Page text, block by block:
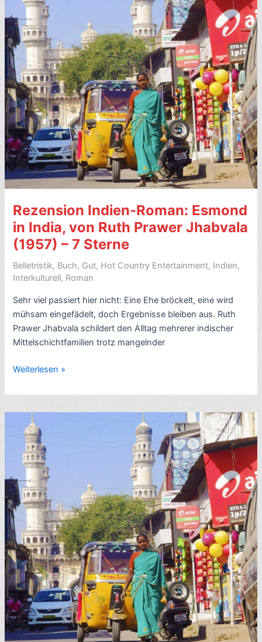
She
Will,
von
Ruth
Prawer
Jhabvala
(1955,
dt.
Die
Liebesheirat
bzw.
Amrita
und
Hari)
–
7
Sterne
Rezension Indien-Roman: Esmond
in India, von Ruth Prawer Jhabvala
(1957) – 7 Sterne
Belletristik, Buch, Gut, Hot Country Entertainment, Indien,
Interkulturell, Roman
Sehr viel passiert hier nicht: Eine Ehe bröckelt, eine wird
mühsam eingefädelt, doch Ergebnisse bleiben aus. Ruth
Prawer Jhabvala schildert den Alltag mehrerer indischer
Mittelschichtfamilien trotz mangelnder
Rezension
Roman:
Esmond
India,
von
Ruth
Prawer
Jhabvala
(1957)
–
7
Sterne
Weiterlesen »